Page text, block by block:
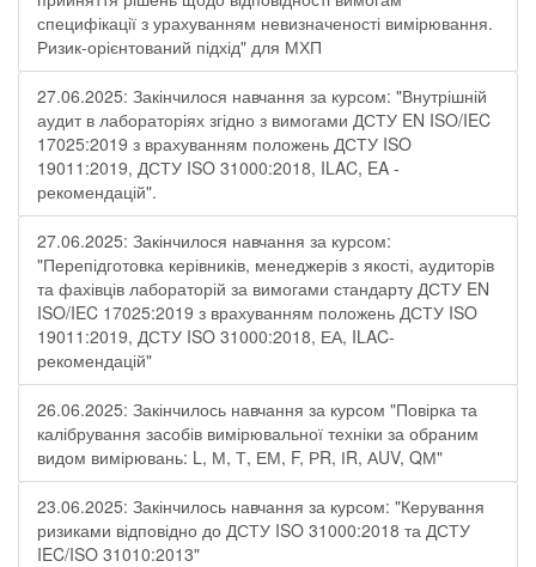
специфікації з урахуванням невизначеності вимірювання.
Ризик-орієнтований підхід" для МХП
27.06.2025: Закінчилося навчання за курсом: "Внутрішній
аудит в лабораторіях згідно з вимогами ДСТУ EN ISO/IEC
17025:2019 з врахуванням положень ДСТУ ISO
19011:2019, ДСТУ ISO 31000:2018, ILAC, EA -
рекомендацій".
27.06.2025: Закінчилося навчання за курсом:
"Перепідготовка керівників, менеджерів з якості, аудиторів
та фахівців лабораторій за вимогами стандарту ДСТУ EN
ISO/IEC 17025:2019 з врахуванням положень ДСТУ ISO
19011:2019, ДСТУ ISO 31000:2018, ЕА, ILAC-
рекомендацій"
26.06.2025: Закінчилось навчання за курсом "Повірка та
калібрування засобів вимірювальної техніки за обраним
видом вимірювань: L, М, Т, ЕМ, F, РR, ІR, АUV, QМ"
23.06.2025: Закінчилось навчання за курсом: "Керування
ризиками відповідно до ДСТУ ISO 31000:2018 та ДСТУ
IEC/ISO 31010:2013"